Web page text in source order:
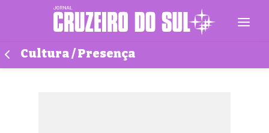
Cultura / Presença